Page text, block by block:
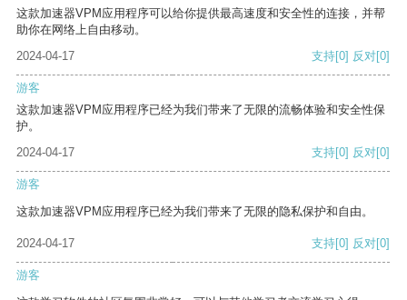
这款加速器VPM应用程序可以给你提供最高速度和安全性的连接，并帮
助你在网络上自由移动。
2024-04-17
支持[0] 反对[0]
游客
这款加速器VPM应用程序已经为我们带来了无限的流畅体验和安全性保
护。
2024-04-17
支持[0] 反对[0]
游客
这款加速器VPM应用程序已经为我们带来了无限的隐私保护和自由。
2024-04-17 支持[0] 反对[0]
游客